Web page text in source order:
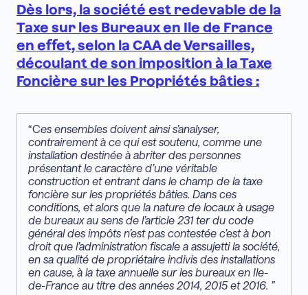
Dès lors, la société est redevable de la
Taxe sur les Bureaux en Ile de France
en effet, selon la CAA de Versailles,
découlant de son imposition à la Taxe
Foncière sur les Propriétés bâties :
“Ces ensembles doivent ainsi s’analyser,
contrairement à ce qui est soutenu, comme une
installation destinée à abriter des personnes
présentant le caractère d’une véritable
construction et entrant dans le champ de la taxe
foncière sur les propriétés bâties. Dans ces
conditions, et alors que la nature de locaux à usage
de bureaux au sens de l’article 231 ter du code
général des impôts n’est pas contestée c’est à bon
droit que l’administration fiscale a assujetti la société,
en sa qualité de propriétaire indivis des installations
en cause, à la taxe annuelle sur les bureaux en Ile-
de-France au titre des années 2014, 2015 et 2016. ”